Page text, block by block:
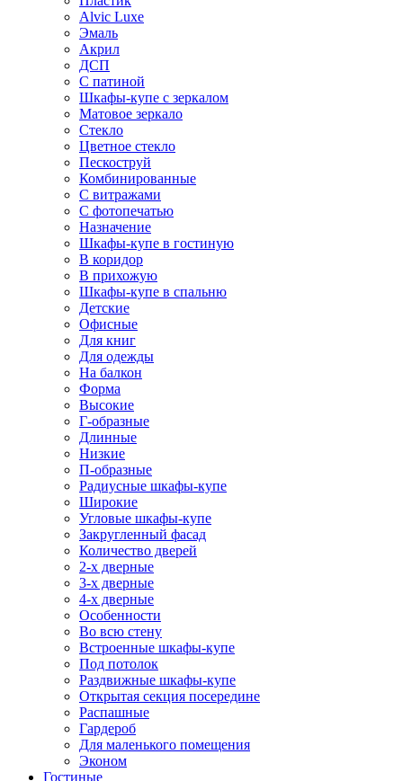
Alvic Luxe
Эмаль
Акрил
ДСП
С патиной
Шкафы-купе с зеркалом
Матовое зеркало
Стекло
Цветное стекло
Пескоструй
Комбинированные
С витражами
С фотопечатью
Назначение
Шкафы-купе в гостиную
В коридор
В прихожую
Шкафы-купе в спальню
Детские
Офисные
Для книг
Для одежды
На балкон
Форма
Высокие
Г-образные
Длинные
Низкие
П-образные
Радиусные шкафы-купе
Широкие
Угловые шкафы-купе
Закругленный фасад
Количество дверей
2-х дверные
3-х дверные
4-х дверные
Особенности
Во всю стену
Встроенные шкафы-купе
Под потолок
Раздвижные шкафы-купе
Открытая секция посередине
Распашные
Гардероб
Для маленького помещения
Эконом
Гостиные